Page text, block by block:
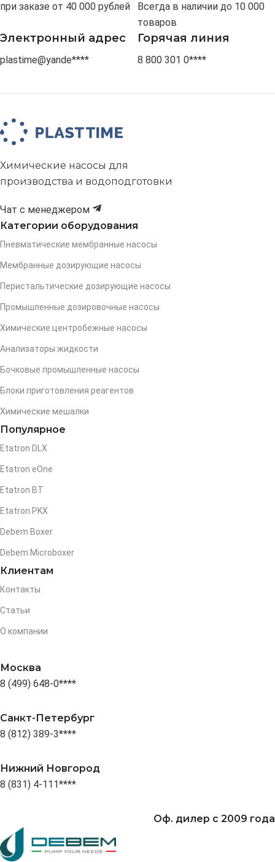
при заказе от 40 000 рублей
Всегда в наличии до 10 000
товаров
Электронный адрес
plastime@yande****
Горячая линия
8 800 301 0****
Химические насосы для
производства и водоподготовки
Чат с менеджером
Категории оборудования
Пневматические мембранные насосы
Мембранные дозирующие насосы
Перистальтические дозирующие насосы
Промышленные дозировочные насосы
Химические центробежные насосы
Анализаторы жидкости
Бочковые промышленные насосы
Блоки приготовления реагентов
Химические мешалки
Популярное
Etatron DLX
Etatron eOne
Etatron BT
Etatron PKX
Debem Boxer
Debem Microboxer
Клиентам
Контакты
Статьи
О компании
Москва
8 (499) 648-0****
Санкт-Петербург
8 (812) 389-3****
Нижний Новгород
8 (831) 4-111****
Оф. дилер с 2009 года